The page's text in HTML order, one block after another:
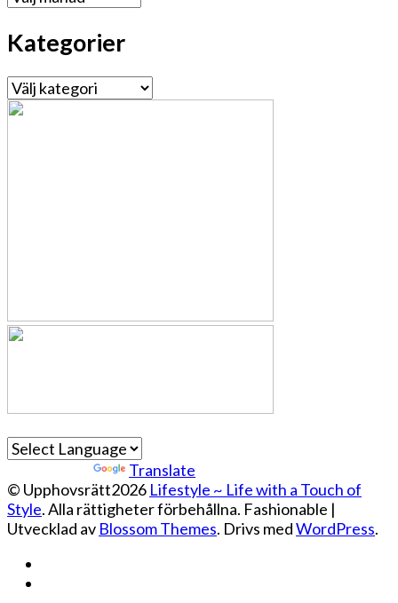
Kategorier
Kategorier
Translate
© Upphovsrätt2026 Lifestyle ~ Life with a Touch of
Style. Alla rättigheter förbehållna. Fashionable |
Utvecklad av Blossom Themes. Drivs medWordPress.